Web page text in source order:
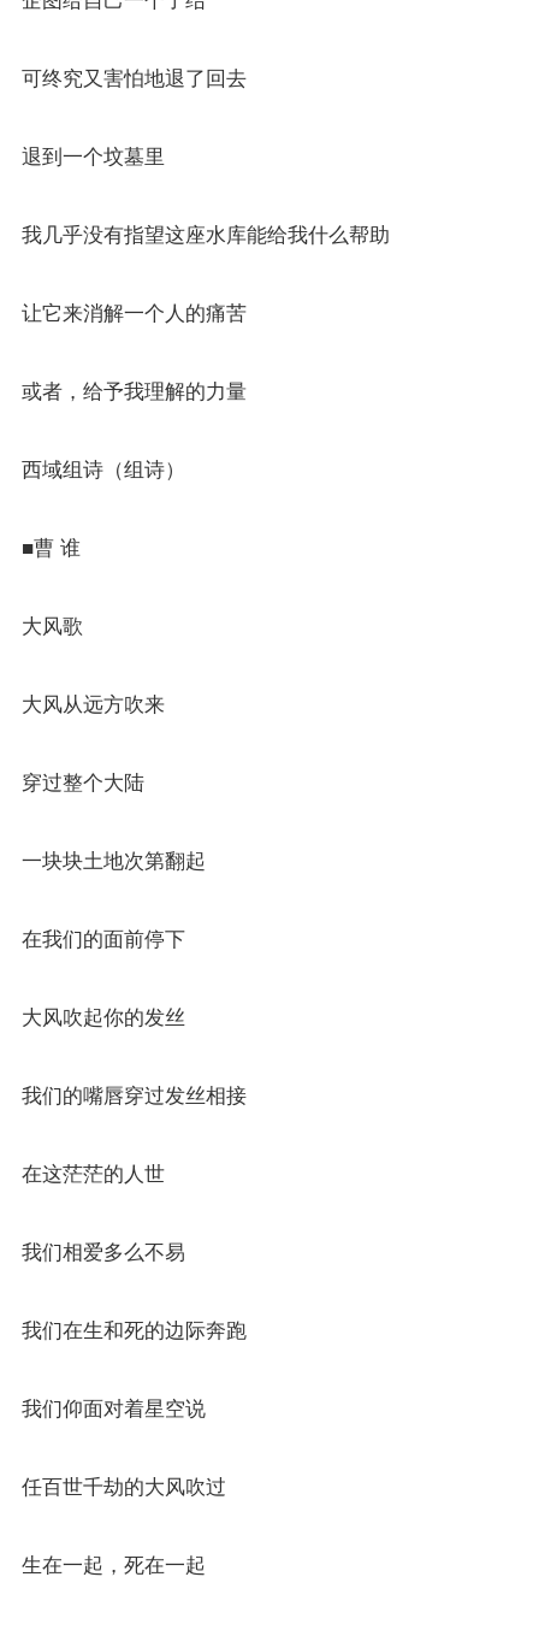
可终究又害怕地退了回去
退到一个坟墓里
我几乎没有指望这座水库能给我什么帮助
让它来消解一个人的痛苦
或者，给予我理解的力量
西域组诗（组诗）
■曹 谁
大风歌
大风从远方吹来
穿过整个大陆
一块块土地次第翻起
在我们的面前停下
大风吹起你的发丝
我们的嘴唇穿过发丝相接
在这茫茫的人世
我们相爱多么不易
我们在生和死的边际奔跑
我们仰面对着星空说
任百世千劫的大风吹过
生在一起，死在一起